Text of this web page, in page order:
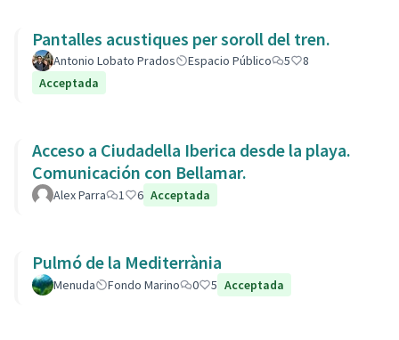
Pantalles acustiques per soroll del tren.
Antonio Lobato Prados Espacio Público 5
8
Acceptada
Acceso a Ciudadella Iberica desde la playa.
Comunicación con Bellamar.
Alex Parra 1 6 Acceptada
Pulmó de la Mediterrània
Menuda Fondo Marino 0 5 Acceptada